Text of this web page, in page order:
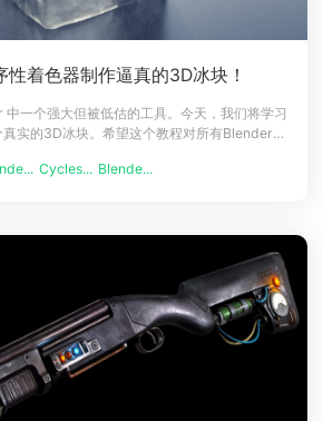
着色器制作逼真的3D冰块！
一个强大但被低估的工具。今天，我们将学习
实的3D冰块。希望这个教程对所有Blender初
了解这个过程。在一个较高的水平上，我们需
Cycles... Blende...